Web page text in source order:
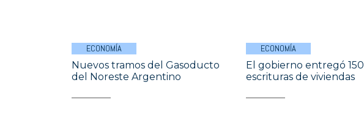
ECONOMÍA
Nuevos tramos del Gasoducto
del Noreste Argentino
ECONOMÍA
El gobierno entregó 150
escrituras de viviendas